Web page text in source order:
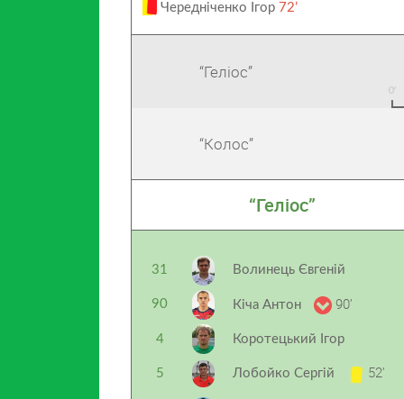
Чередніченко Ігор 72’
“Геліос”
“Колос”
“Геліос”
31 Волинець Євгеній
90 Кіча Антон 90’
4 Коротецький Ігор
5 Лобойко Сергій 52’